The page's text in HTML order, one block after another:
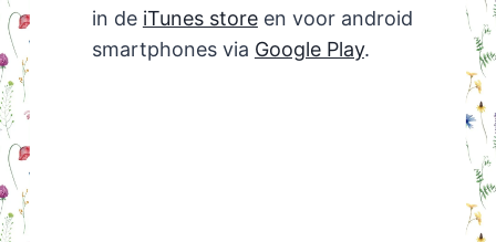
in de iTunes storeen voor android
smartphones via Google Play.